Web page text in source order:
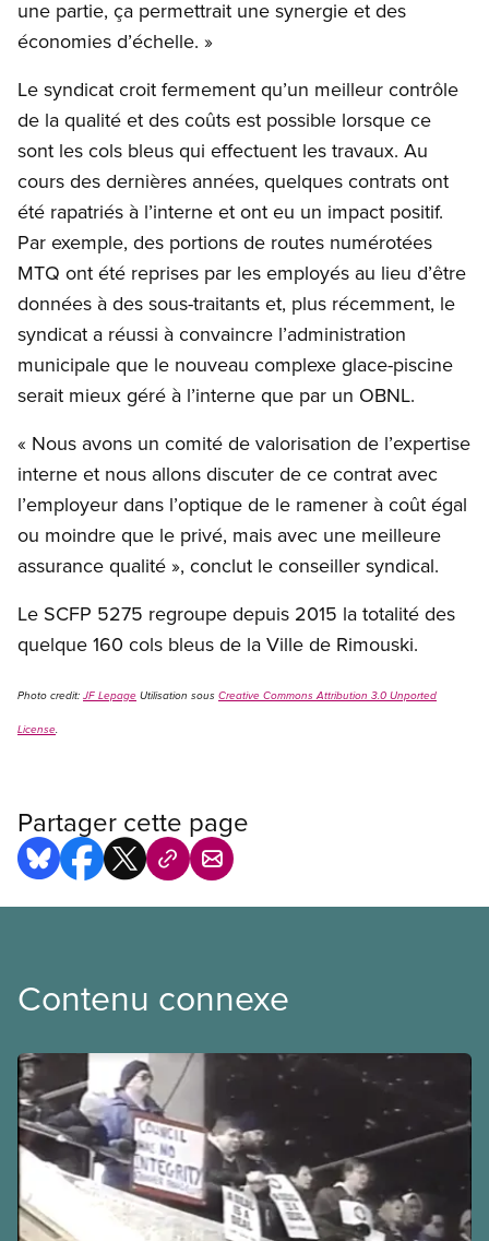
une partie, ça permettrait une synergie et des
économies d’échelle. »
Le syndicat croit fermement qu’un meilleur contrôle
de la qualité et des coûts est possible lorsque ce
sont les cols bleus qui effectuent les travaux. Au
cours des dernières années, quelques contrats ont
été rapatriés à l’interne et ont eu un impact positif.
Par exemple, des portions de routes numérotées
MTQ ont été reprises par les employés au lieu d’être
données à des sous-traitants et, plus récemment, le
syndicat a réussi à convaincre l’administration
municipale que le nouveau complexe glace-piscine
serait mieux géré à l’interne que par un OBNL.
« Nous avons un comité de valorisation de l’expertise
interne et nous allons discuter de ce contrat avec
l’employeur dans l’optique de le ramener à coût égal
ou moindre que le privé, mais avec une meilleure
assurance qualité », conclut le conseiller syndical.
Le SCFP 5275 regroupe depuis 2015 la totalité des
quelque 160 cols bleus de la Ville de Rimouski.
Photo credit: JF Lepage Utilisation sous Creative Commons Attribution 3.0 Unported
License.
Partager cette page
Contenu connexe